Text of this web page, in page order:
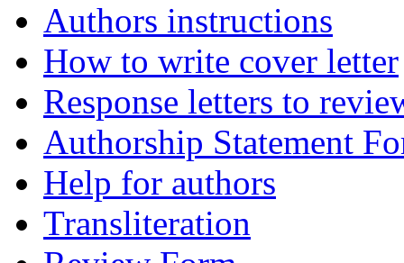
Authors instructions
How to write cover letter
Response letters to
Authorship Statement
Help for authors
Transliteration